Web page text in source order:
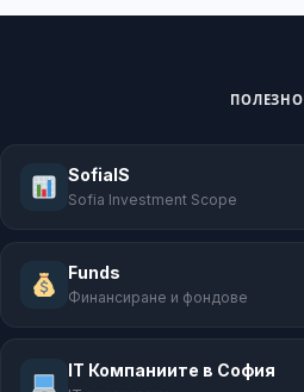
ПОЛЕЗНО
SofiaIS
Sofia Investment Scope
Funds
Финансиране и фондове
IT Компаниите в София